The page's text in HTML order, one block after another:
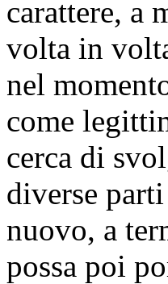
carattere, a
volta in
nel
come
cerca di
diverse
nuovo, a
possa poi